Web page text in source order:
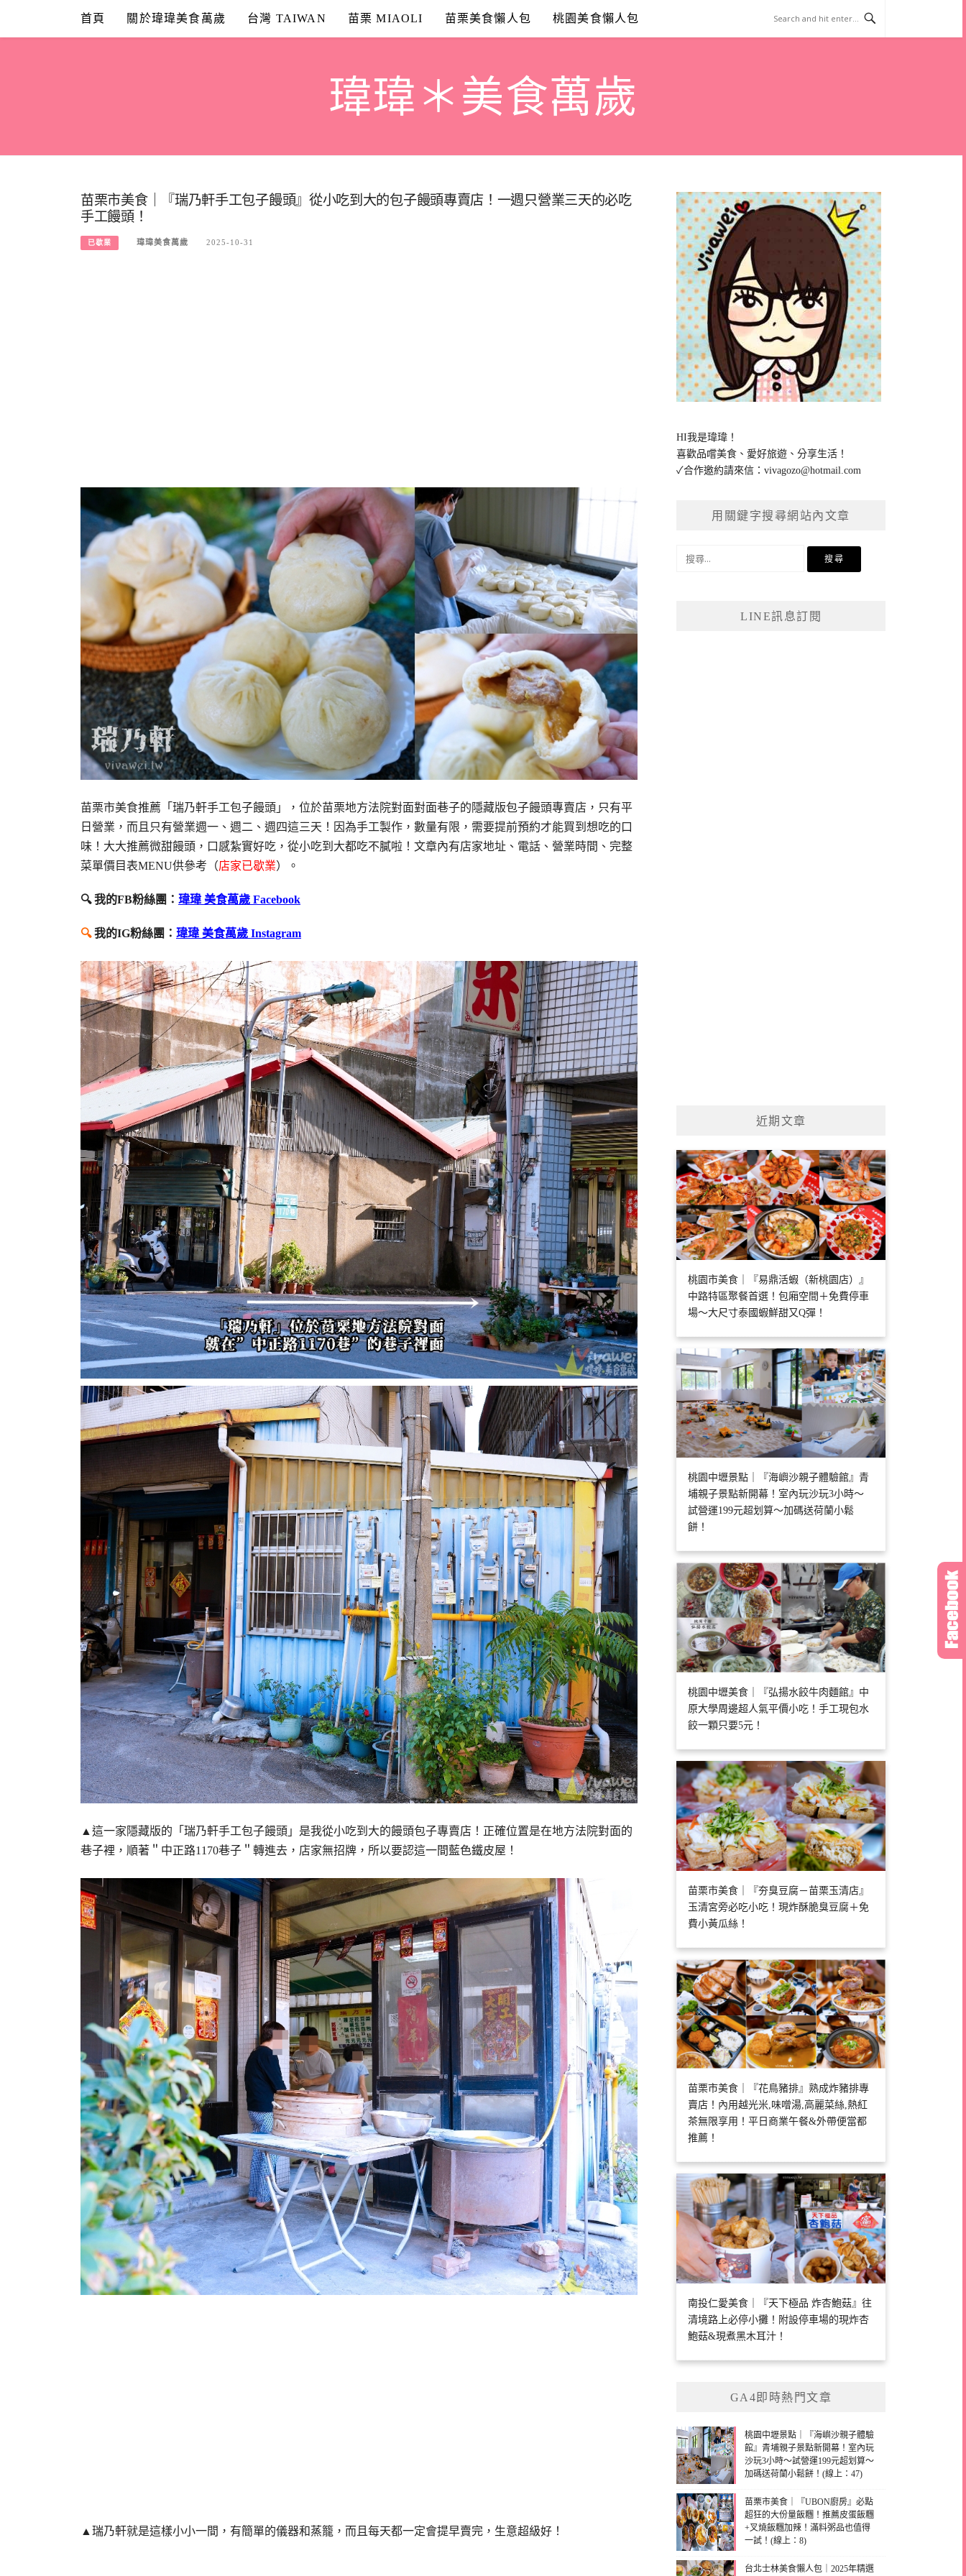
content
首頁 關於瑋瑋美食萬歲 台灣 TAIWAN 苗栗 MIAOLI 苗栗美食懶人包 桃園美食懶人包
瑋瑋＊美食萬歲
苗栗市美食｜『瑞乃軒手工包子饅頭』從小吃到大的包子饅頭專賣店！一週只營業三天的必吃
手工饅頭！
已歇業 瑋瑋美食萬歲 2025-10-31
苗栗市美食推薦「瑞乃軒手工包子饅頭」，位於苗栗地方法院對面對面巷子的隱藏版包子饅頭專賣店，只有平
日營業，而且只有營業週一、週二、週四這三天！因為手工製作，數量有限，需要提前預約才能買到想吃的口
味！大大推薦微甜饅頭，口感紮實好吃，從小吃到大都吃不膩啦！文章內有店家地址、電話、營業時間、完整
菜單價目表MENU供參考（店家已歇業）。
🔍 我的FB粉絲團： 瑋瑋 美食萬歲 Facebook
🔍我的IG粉絲團： 瑋瑋 美食萬歲 Instagram
▲這一家隱藏版的「瑞乃軒手工包子饅頭」是我從小吃到大的饅頭包子專賣店！正確位置是在地方法院對面的
巷子裡，順著＂中正路1170巷子＂轉進去，店家無招牌，所以要認這一間藍色鐵皮屋！
▲瑞乃軒就是這樣小小一間，有簡單的儀器和蒸籠，而且每天都一定會提早賣完，生意超級好！
HI我是瑋瑋！
喜歡品嚐美食、愛好旅遊、分享生活！
✓合作邀約請來信：vivagozo@hotmail.com
用關鍵字搜尋網站內文章
LINE訊息訂閱
近期文章
桃園市美食｜『易鼎活蝦（新桃園店）』
中路特區聚餐首選！包廂空間＋免費停車
場～大尺寸泰國蝦鮮甜又Q彈！
桃園中壢景點｜『海嶼沙親子體驗館』青
埔親子景點新開幕！室內玩沙玩3小時～
試營運199元超划算～加碼送荷蘭小鬆
餅！
桃園中壢美食｜『弘揚水餃牛肉麵館』中
原大學周邊超人氣平價小吃！手工現包水
餃一顆只要5元！
苗栗市美食｜『夯臭豆腐－苗栗玉清店』
玉清宮旁必吃小吃！現炸酥脆臭豆腐＋免
費小黃瓜絲！
苗栗市美食｜『花鳥豬排』熟成炸豬排專
賣店！內用越光米,味噌湯,高麗菜絲,熱紅
茶無限享用！平日商業午餐&外帶便當都
推薦！
南投仁愛美食｜『天下極品 炸杏鮑菇』往
清境路上必停小攤！附設停車場的現炸杏
鮑菇&現煮黑木耳汁！
GA4即時熱門文章
桃園中壢景點｜『海嶼沙親子體驗
館』青埔親子景點新開幕！室內玩
沙玩3小時～試營運199元超划算～
加碼送荷蘭小鬆餅！(線上：47)
苗栗市美食｜『UBON廚房』必點
超狂的大份量飯糰！推薦皮蛋飯糰
+叉燒飯糰加辣！滿料粥品也值得
一試！(線上：8)
台北士林美食懶人包｜2025年精選